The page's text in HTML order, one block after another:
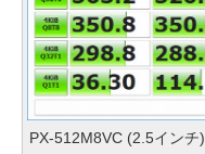
PX-512M8VC (2.5インチ)